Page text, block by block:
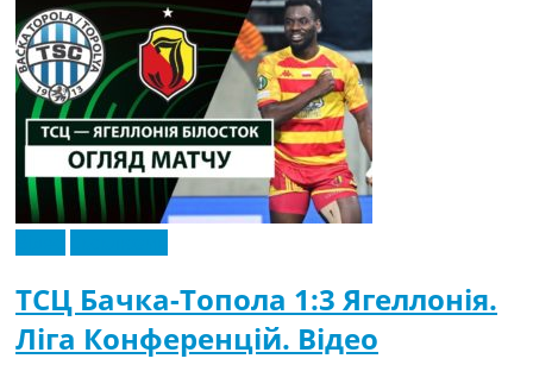
ТСЦ Бачка-Топола 1:3 Ягеллонія.
Ліга Конференцій. Відео